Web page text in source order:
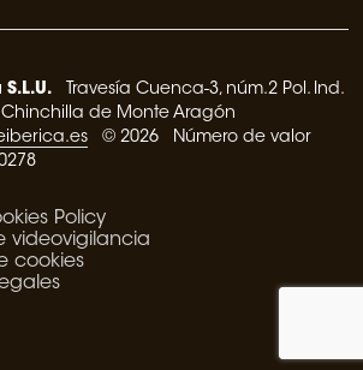
Travesía Cuenca-3, núm.2 Pol. Ind.
de Monte Aragón
© 2026 Número de valor
Policy
videovigilancia
cookies